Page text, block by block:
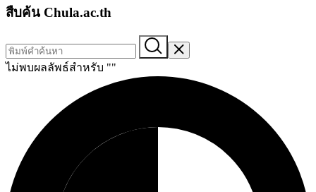
สืบค้น Chula.ac.th
ไม่พบผลลัพธ์สำหรับ ""